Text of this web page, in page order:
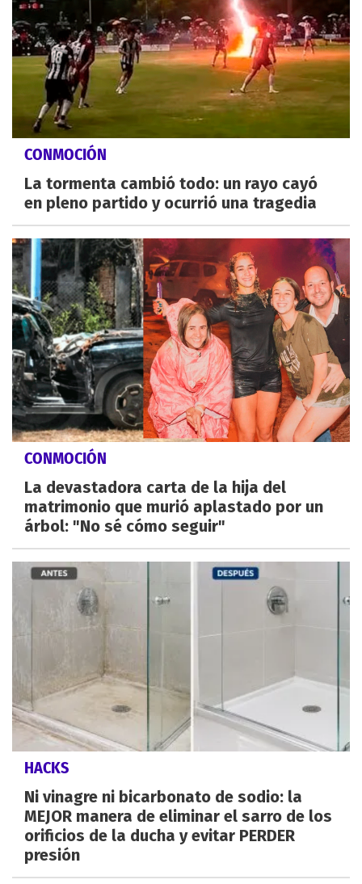
CONMOCIÓN
La tormenta cambió todo: un rayo cayó
en pleno partido y ocurrió una tragedia
CONMOCIÓN
La devastadora carta de la hija del
matrimonio que murió aplastado por un
árbol: "No sé cómo seguir"
HACKS
Ni vinagre ni bicarbonato de sodio: la
MEJOR manera de eliminar el sarro de los
orificios de la ducha y evitar PERDER
presión